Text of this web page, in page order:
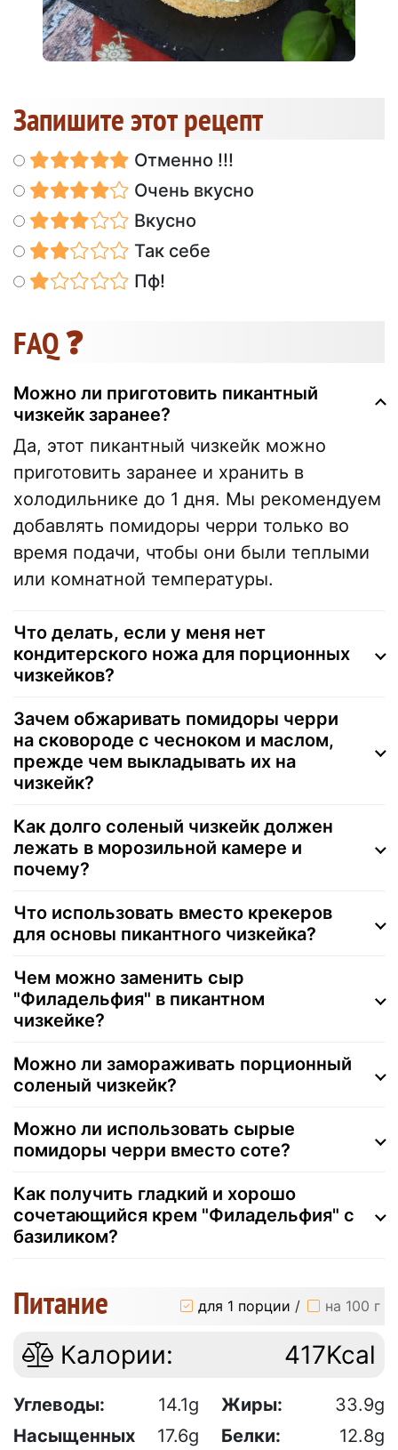
Запишите этот рецепт
Отменно !!!
Очень вкусно
Вкусно
Так себе
Пф!
FAQ ❓
Можно ли приготовить пикантный
чизкейк заранее?
Да, этот пикантный чизкейк можно
приготовить заранее и хранить в
холодильнике до 1 дня. Мы рекомендуем
добавлять помидоры черри только во
время подачи, чтобы они были теплыми
или комнатной температуры.
Что делать, если у меня нет
кондитерского ножа для порционных
чизкейков?
Зачем обжаривать помидоры черри
на сковороде с чесноком и маслом,
прежде чем выкладывать их на
чизкейк?
Как долго соленый чизкейк должен
лежать в морозильной камере и
почему?
Что использовать вместо крекеров
для основы пикантного чизкейка?
Чем можно заменить сыр
"Филадельфия" в пикантном
чизкейке?
Можно ли замораживать порционный
соленый чизкейк?
Можно ли использовать сырые
помидоры черри вместо соте?
Как получить гладкий и хорошо
сочетающийся крем "Филадельфия" с
базиликом?
Питание для 1 порции / на 100 г
Калории: 417Kcal
Углеводы: 14.1g Жиры:
33.9g
Насыщенных
17.6g Белки: 12.8g